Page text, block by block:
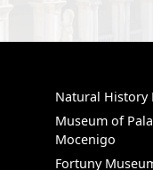
Natural History
Museum of
Mocenigo
Fortuny